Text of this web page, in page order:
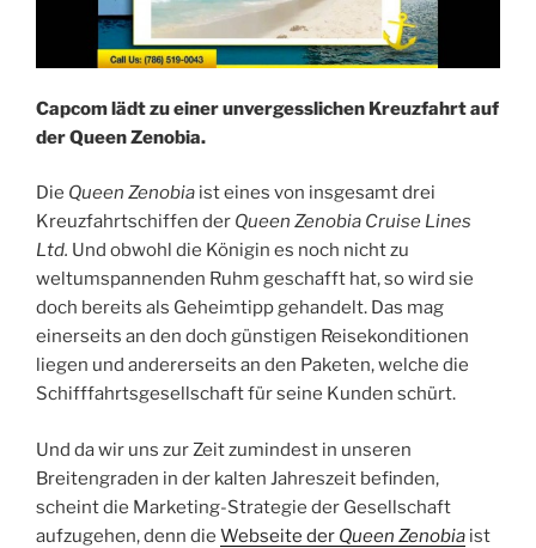
Capcom lädt zu einer unvergesslichen Kreuzfahrt auf
der Queen Zenobia.
Die Queen Zenobia ist eines von insgesamt drei
Kreuzfahrtschiffen der Queen Zenobia Cruise Lines
Ltd. Und obwohl die Königin es noch nicht zu
weltumspannenden Ruhm geschafft hat, so wird sie
doch bereits als Geheimtipp gehandelt. Das mag
einerseits an den doch günstigen Reisekonditionen
liegen und andererseits an den Paketen, welche die
Schifffahrtsgesellschaft für seine Kunden schürt.
Und da wir uns zur Zeit zumindest in unseren
Breitengraden in der kalten Jahreszeit befinden,
scheint die Marketing-Strategie der Gesellschaft
aufzugehen, denn die Webseite der Queen Zenobia ist